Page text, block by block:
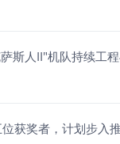
斯人II"机队持续工
获奖者，计划步入